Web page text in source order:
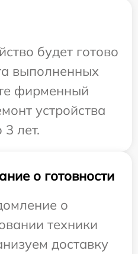
будет готово
выполненных
фирменный
устройства
лет.
о готовности
о
техники
доставку